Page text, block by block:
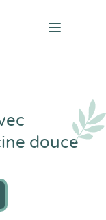
Open
douce